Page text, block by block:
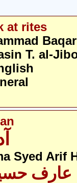
at rites
T. al-
Syed Arif